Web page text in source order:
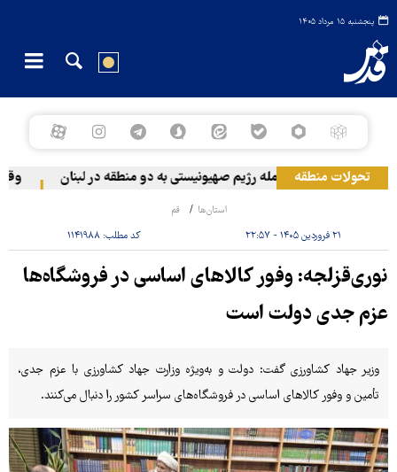
پنجشنبه ۱۵ مرداد ۱۴۰۵
تحولات منطقهحمله رژیم صهیونیستی به دو منطقه در لبنان
استان‌ها قم
۲۱ فروردین ۱۴۰۵ - ۲۲:۵۷ کد مطلب:۱۱۴۱۹۸۸
نوری‌قزلجه: وفور کالاهای اساسی در فروشگاه‌ها
عزم جدی دولت است
وزیر جهاد کشاورزی گفت: دولت و به‌ویژه وزارت جهاد کشاورزی با عزم جدی،
تأمین و وفور کالاهای اساسی در فروشگاه‌های سراسر کشور را دنبال می‌کنند.